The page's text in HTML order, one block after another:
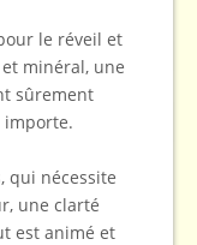
le réveil et
minéral, une
sûrement
importe.
qui nécessite
une clarté
est animé et